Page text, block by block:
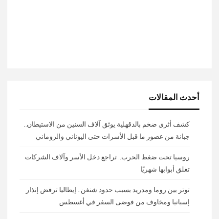
أحدث المقالات
كشف أثري ضخم بالدقهلية يوثق آلاف السنين من الاستيطان..
جبانة من عصور ما قبل الأسرات حتى اليوناني والروماني
روسيا تحت ضغط الحرب.. تراجع دخل الأسر وآلاف الشركات
تغلق أبوابها شهريًا
توتر بين روما ومدريد بسبب حدود شنغن.. إيطاليا ترفض إنذار
إسبانيا ومخاوف من فوضى السفر في أغسطس